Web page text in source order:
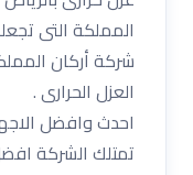
المملكة التى
شركة أركان
العزل الحرارى
احدث وافضل
تمتلك الشركة